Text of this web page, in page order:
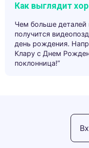
Как выглядит
Чем больше
получится
день рождения.
Клару с Днем
поклонница!”